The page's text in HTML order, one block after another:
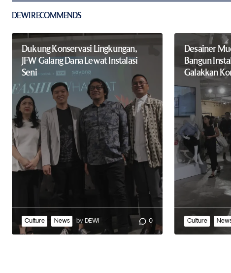
DEWI RECOMMENDS
Dukung Konservasi Lingkungan,
JFW Galang Dana Lewat Instalasi
Seni
Culture News by DEWI 0
Desainer
Bangun
Galakkan
Culture